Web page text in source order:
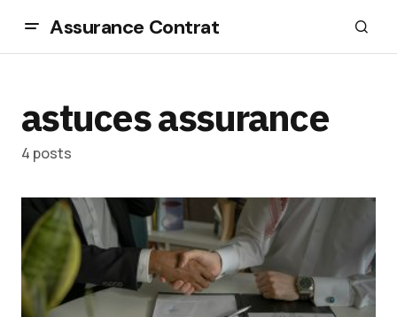
Assurance Contrat
astuces assurance
4 posts